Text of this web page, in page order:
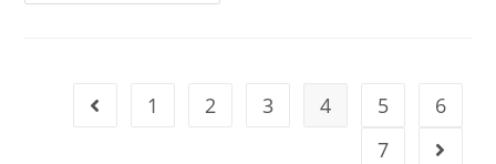
1 2 3 4 5
6
7